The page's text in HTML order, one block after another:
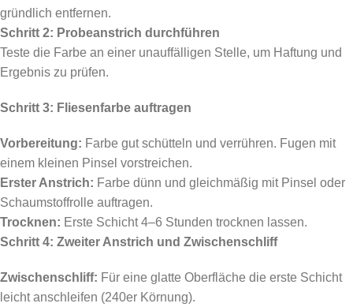
gründlich entfernen.
Schritt 2: Probeanstrich durchführen
Teste die Farbe an einer unauffälligen Stelle, um Haftung und
Ergebnis zu prüfen.
Schritt 3: Fliesenfarbe auftragen
Vorbereitung: Farbe gut schütteln und verrühren. Fugen mit
einem kleinen Pinsel vorstreichen.
Erster Anstrich: Farbe dünn und gleichmäßig mit Pinsel oder
Schaumstoffrolle auftragen.
Trocknen: Erste Schicht 4–6 Stunden trocknen lassen.
Schritt 4: Zweiter Anstrich und Zwischenschliff
Zwischenschliff: Für eine glatte Oberfläche die erste Schicht
leicht anschleifen (240er Körnung).